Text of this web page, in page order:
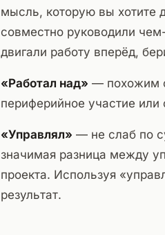
мысль, которую вы хотите
совместно руководили
двигали работу вперёд,
«Работал над» — похожим
периферийное участие
«Управлял» — не слаб по
значимая разница между
проекта. Используя
результат.